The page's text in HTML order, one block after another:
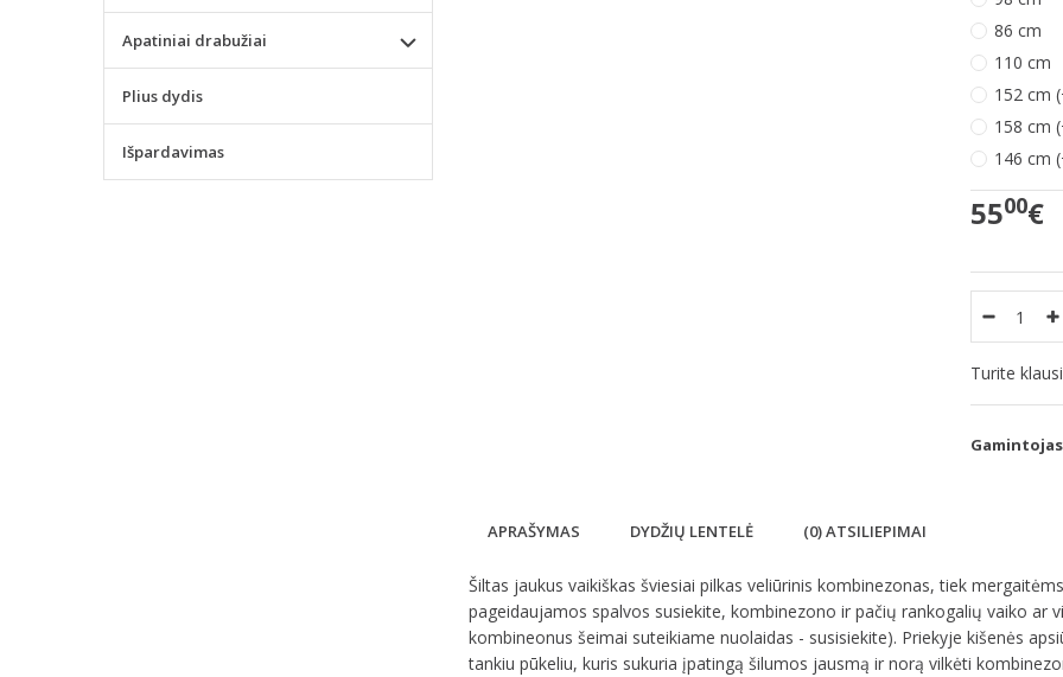
86 cm
110 cm
152 cm
158 cm
146 cm
5500€
Turite
APRAŠYMAS DYDŽIŲ LENTELĖ (0) ATSILIEPIMAI
Šiltas jaukus vaikiškas šviesiai pilkas veliūrinis kombinezonas, tiek
pageidaujamos spalvos susiekite, kombinezono ir pačių rankogalių vaiko ar
kombineonus šeimai suteikiame nuolaidas - susisiekite). Priekyje kišenės
tankiu pūkeliu, kuris sukuria įpatingą šilumos jausmą ir norą vilkėti
Apatiniai drabužiai
Plius dydis
Išpardavimas